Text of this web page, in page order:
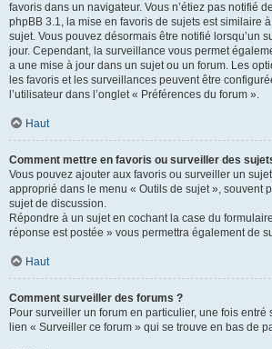
favoris dans un navigateur. Vous n’étiez pas notifié
phpBB 3.1, la mise en favoris de sujets est similaire
sujet. Vous pouvez désormais être notifié lorsqu’un
jour. Cependant, la surveillance vous permet
a une mise à jour dans un sujet ou un forum. Les
les favoris et les surveillances peuvent être
l’utilisateur dans l’onglet « Préférences du forum ».
Haut
Comment mettre en favoris ou surveiller des
Vous pouvez ajouter aux favoris ou surveiller un
approprié dans le menu « Outils de sujet », souvent
sujet de discussion.
Répondre à un sujet en cochant la case du
réponse est postée » vous permettra également de
Haut
Comment surveiller des forums ?
Pour surveiller un forum en particulier, une fois entré
lien « Surveiller ce forum » qui se trouve en bas de